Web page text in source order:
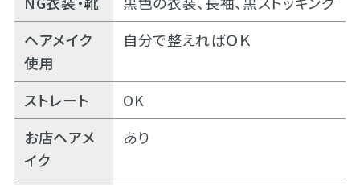
ヘアメイク
使用
自分で整えればＯＫ
ストレート
OK
お店ヘアメ
イク
あり